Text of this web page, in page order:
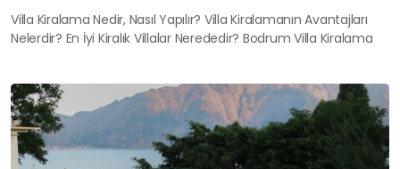
Villa Kiralama Nedir, Nasıl Yapılır? Villa Kiralamanın Avantajları
Nelerdir? En İyi Kiralık Villalar Nerededir? Bodrum Villa Kiralama